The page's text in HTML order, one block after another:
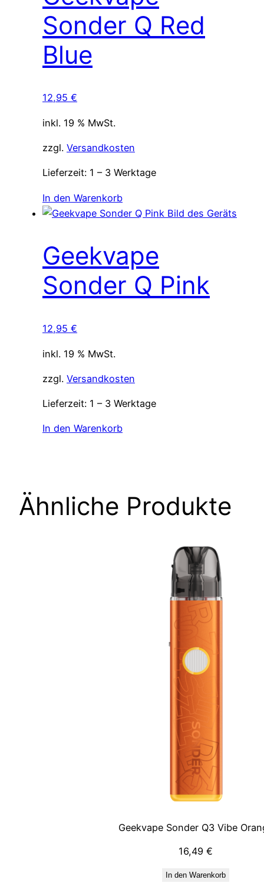
Sonder Q Red
Blue
12,95 €
inkl. 19 % MwSt.
zzgl. Versandkosten
Lieferzeit: 1 – 3 Werktage
In den Warenkorb
Geekvape
Sonder Q Pink
12,95 €
inkl. 19 % MwSt.
zzgl. Versandkosten
Lieferzeit: 1 – 3 Werktage
In den Warenkorb
Ähnliche Produkte
Geekvape Sonder Q3 Vibe
16,49 €
In den Warenkorb